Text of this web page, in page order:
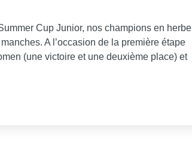
Cup Junior, nos champions en herbe
A l’occasion de la première étape
(une victoire et une deuxième place) et